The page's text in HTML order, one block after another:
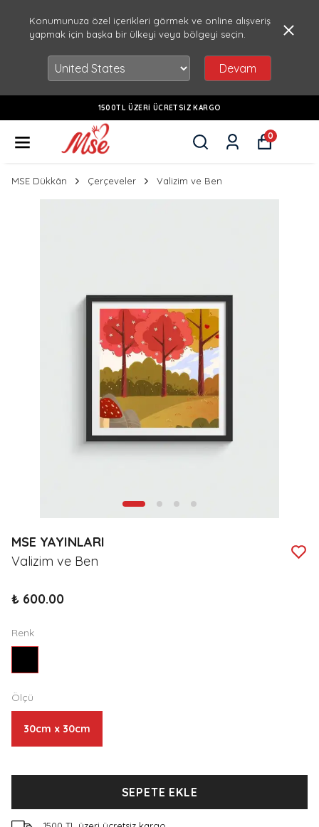
Konumunuza özel içerikleri görmek ve online alışveriş
yapmak için başka bir ülkeyi veya bölgeyi seçin.
Devam
1500TL ÜZERI ÜCRETSIZ KARGO
0
MSE Dükkân Çerçeveler Valizim ve Ben
MSE YAYINLARI
Valizim ve Ben
₺ 600.00
Renk
Ölçü
30cm x 30cm
SEPETE EKLE